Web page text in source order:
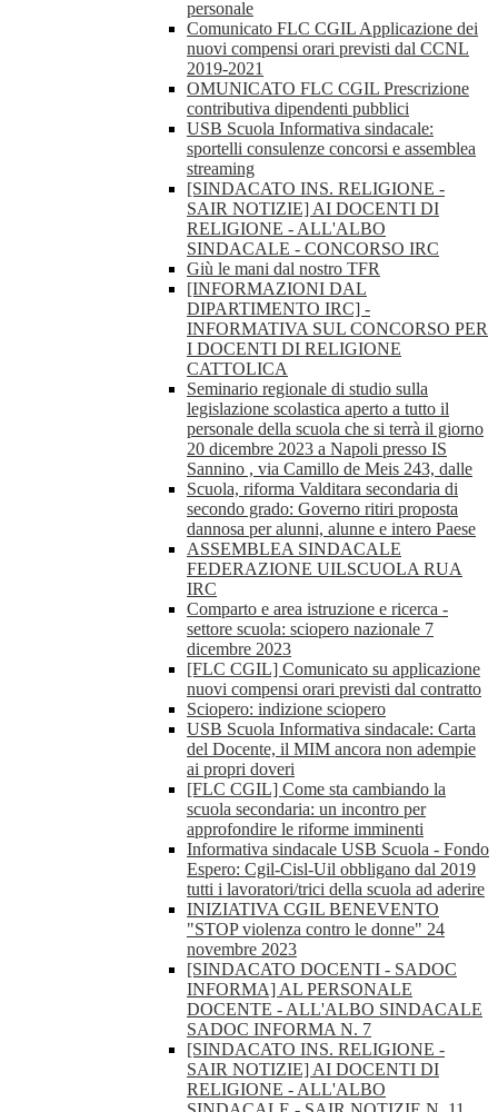
personale
Comunicato FLC CGIL Applicazione dei
nuovi compensi orari previsti dal CCNL
2019-2021
OMUNICATO FLC CGIL Prescrizione
contributiva dipendenti pubblici
USB Scuola Informativa sindacale:
sportelli consulenze concorsi e assemblea
streaming
[SINDACATO INS. RELIGIONE -
SAIR NOTIZIE] AI DOCENTI DI
RELIGIONE - ALL'ALBO
SINDACALE - CONCORSO IRC
Giù le mani dal nostro TFR
[INFORMAZIONI DAL
DIPARTIMENTO IRC] -
INFORMATIVA SUL CONCORSO PER
I DOCENTI DI RELIGIONE
CATTOLICA
Seminario regionale di studio sulla
legislazione scolastica aperto a tutto il
personale della scuola che si terrà il giorno
20 dicembre 2023 a Napoli presso IS
Sannino , via Camillo de Meis 243, dalle
Scuola, riforma Valditara secondaria di
secondo grado: Governo ritiri proposta
dannosa per alunni, alunne e intero Paese
ASSEMBLEA SINDACALE
FEDERAZIONE UILSCUOLA RUA
IRC
Comparto e area istruzione e ricerca -
settore scuola: sciopero nazionale 7
dicembre 2023
[FLC CGIL] Comunicato su applicazione
nuovi compensi orari previsti dal contratto
Sciopero: indizione sciopero
USB Scuola Informativa sindacale: Carta
del Docente, il MIM ancora non adempie
ai propri doveri
[FLC CGIL] Come sta cambiando la
scuola secondaria: un incontro per
approfondire le riforme imminenti
Informativa sindacale USB Scuola - Fondo
Espero: Cgil-Cisl-Uil obbligano dal 2019
tutti i lavoratori/trici della scuola ad aderire
INIZIATIVA CGIL BENEVENTO
"STOP violenza contro le donne" 24
novembre 2023
[SINDACATO DOCENTI - SADOC
INFORMA] AL PERSONALE
DOCENTE - ALL'ALBO SINDACALE
SADOC INFORMA N. 7
[SINDACATO INS. RELIGIONE -
SAIR NOTIZIE] AI DOCENTI DI
RELIGIONE - ALL'ALBO